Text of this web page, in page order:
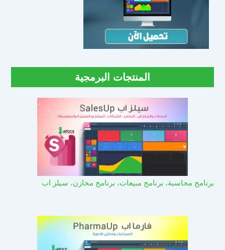
المنتجات البرمجية
برنامج محاسبة، برنامج مبيعات، برنامج مخازن، سيلز اب